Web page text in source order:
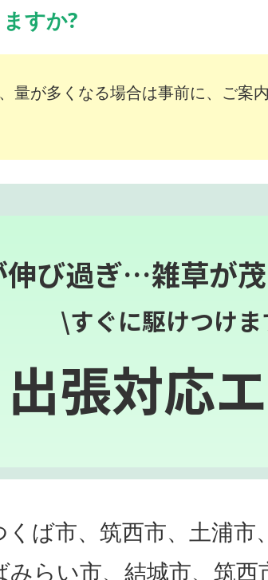
すか?
量が多くなる場合は事前に、ご案
伸び過ぎ…雑草が
\すぐに駆けつけ
出張対応
くば市、筑西市、土浦市
みらい市、結城市、筑西